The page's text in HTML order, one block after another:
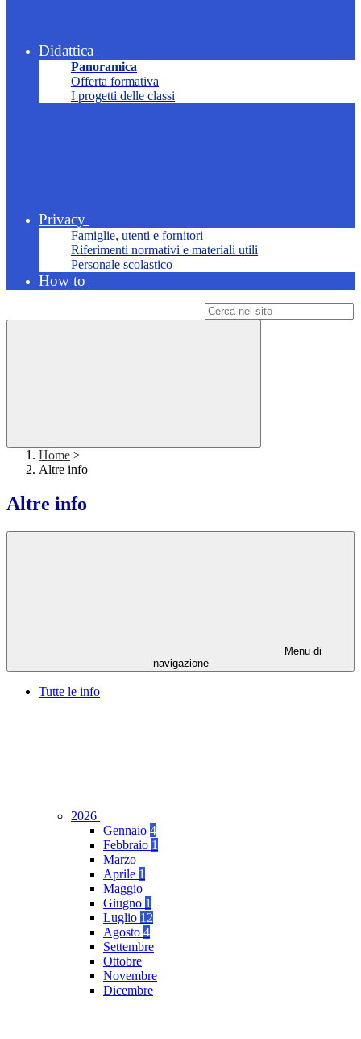
Didattica
Panoramica
Offerta formativa
I progetti delle classi
Privacy
Famiglie, utenti e fornitori
Riferimenti normativi e materiali utili
Personale scolastico
How to
Home >
Altre info
Altre info
Menu di
navigazione
Tutte le info
2026
Gennaio 4
Febbraio 1
Marzo
Aprile 1
Maggio
Giugno 1
Luglio 12
Agosto 4
Settembre
Ottobre
Novembre
Dicembre